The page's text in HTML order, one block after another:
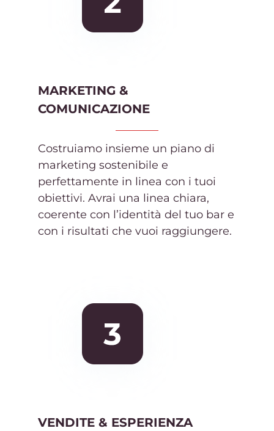
MARKETING &
COMUNICAZIONE
Costruiamo insieme un piano di
marketing sostenibile e
perfettamente in linea con i tuoi
obiettivi. Avrai una linea chiara,
coerente con l’identità del tuo bar e
con i risultati che vuoi raggiungere.
VENDITE & ESPERIENZA